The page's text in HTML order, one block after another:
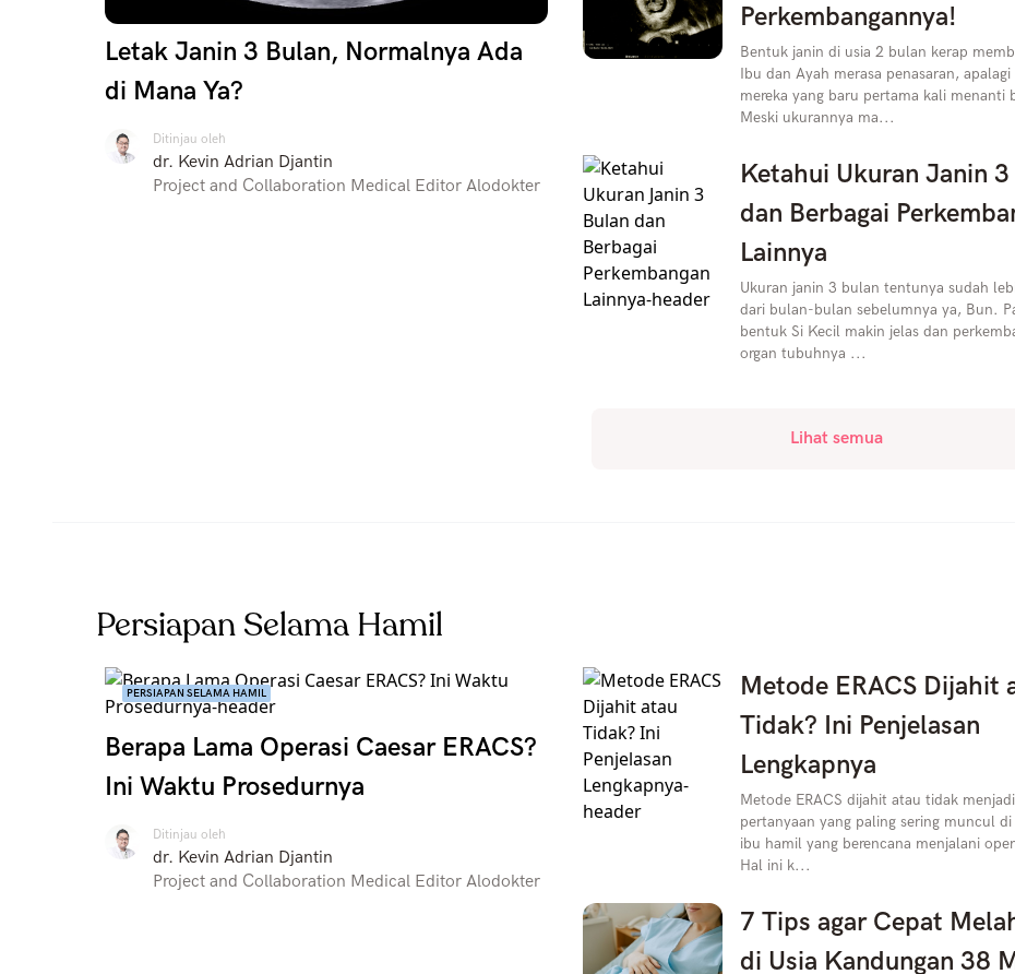
Letak Janin 3 Bulan, Normalnya Ada
di Mana Ya?
Ditinjau oleh
dr. Kevin Adrian Djantin
Project and Collaboration Medical Editor Alodokter
Perkembangannya!
Bentuk janin di usia 2 bulan kerap
Ibu dan Ayah merasa penasaran, apalagi
mereka yang baru pertama kali menanti
Meski ukurannya ma...
Ketahui Ukuran Janin
dan Berbagai
Lainnya
Ukuran janin 3 bulan tentunya sudah
dari bulan-bulan sebelumnya ya, Bun.
bentuk Si Kecil makin jelas dan
organ tubuhnya ...
Lihat semua
Persiapan Selama Hamil
PERSIAPAN SELAMA HAMIL
Berapa Lama Operasi Caesar ERACS?
Ini Waktu Prosedurnya
Ditinjau oleh
dr. Kevin Adrian Djantin
Project and Collaboration Medical Editor Alodokter
Metode ERACS Dijahit
Tidak? Ini Penjelasan
Lengkapnya
Metode ERACS dijahit atau tidak
pertanyaan yang paling sering muncul di
ibu hamil yang berencana menjalani
Hal ini k...
7 Tips agar Cepat
di Usia Kandungan 38